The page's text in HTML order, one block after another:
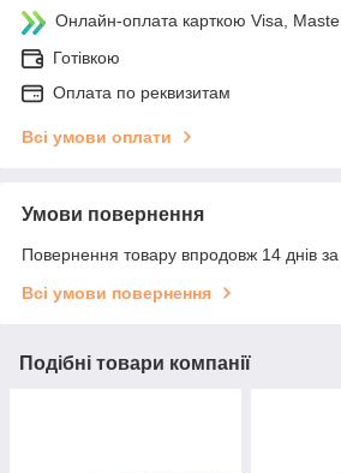
Онлайн-оплата карткою Visa,
Готівкою
Оплата по реквизитам
Всі умови оплати
Умови повернення
Повернення товару впродовж 14 днів
Всі умови повернення
Подібні товари компанії